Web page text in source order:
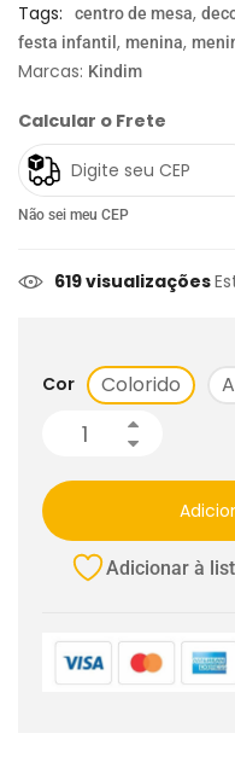
Tags: centro de mesa,
festa infantil , menina,
Marcas: Kindim
Calcular o Frete
Não sei meu CEP
619 visualizações
Cor Colorido
Adicionar à